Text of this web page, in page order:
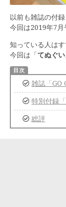
以前も雑誌の付
今回は2019年7月
知っている人はす
今回は「 てぬぐい
雑誌「GO
特別付録
総評